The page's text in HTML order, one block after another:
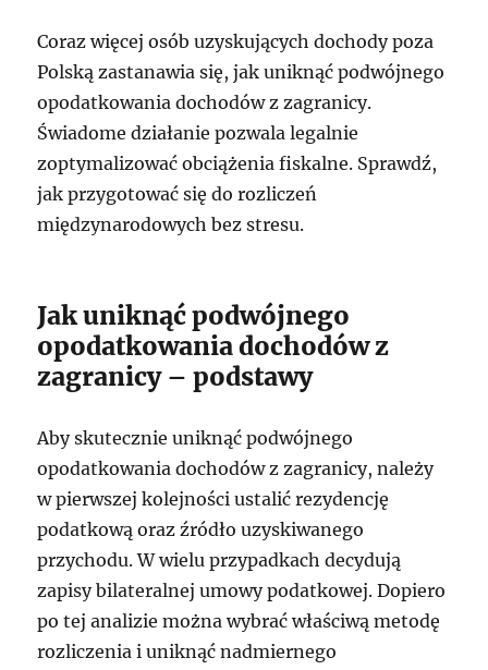
Coraz więcej osób uzyskujących dochody poza
Polską zastanawia się, jak uniknąć podwójnego
opodatkowania dochodów z zagranicy.
Świadome działanie pozwala legalnie
zoptymalizować obciążenia fiskalne. Sprawdź,
jak przygotować się do rozliczeń
międzynarodowych bez stresu.
Jak uniknąć podwójnego
opodatkowania dochodów z
zagranicy – podstawy
Aby skutecznie uniknąć podwójnego
opodatkowania dochodów z zagranicy, należy
w pierwszej kolejności ustalić rezydencję
podatkową oraz źródło uzyskiwanego
przychodu. W wielu przypadkach decydują
zapisy bilateralnej umowy podatkowej. Dopiero
po tej analizie można wybrać właściwą metodę
rozliczenia i uniknąć nadmiernego